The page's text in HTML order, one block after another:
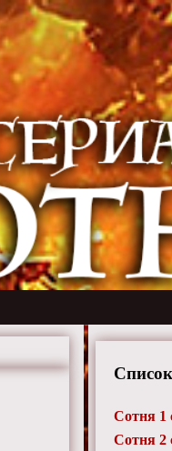
Сотня 1
Сотня 2